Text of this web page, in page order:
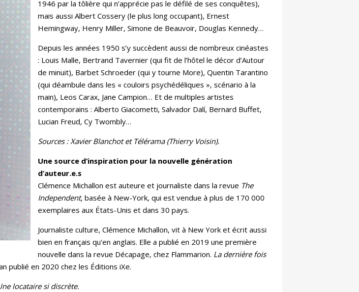
1946 par la tôlière qui n’apprécie pas le défilé de ses conquêtes),
mais aussi Albert Cossery (le plus long occupant), Ernest
Hemingway, Henry Miller, Simone de Beauvoir, Douglas Kennedy…
Depuis les années 1950 s’y succèdent aussi de nombreux cinéastes
: Louis Malle, Bertrand Tavernier (qui fit de l’hôtel le décor d’Autour
de minuit), Barbet Schroeder (qui y tourne More), Quentin Tarantino
(qui déambule dans les « couloirs psychédéliques », scénario à la
main), Leos Carax, Jane Campion… Et de multiples artistes
contemporains : Alberto Giacometti, Salvador Dalí, Bernard Buffet,
Lucian Freud, Cy Twombly…
Sources : Xavier Blanchot et Télérama (Thierry Voisin).
Une source d’inspiration pour la nouvelle génération
d’auteur.e.s
Clémence Michallon est auteure et journaliste dans la revue The
Independent, basée à New-York, qui est vendue à plus de 170 000
exemplaires aux États-Unis et dans 30 pays.
Journaliste culture, Clémence Michallon, vit à New York et écrit aussi
bien en français qu’en anglais. Elle a publié en 2019 une première
nouvelle dans la revue Décapage, chez Flammarion. La dernière fois
publié en 2020 chez les Éditions iXe.
locataire si discrète.